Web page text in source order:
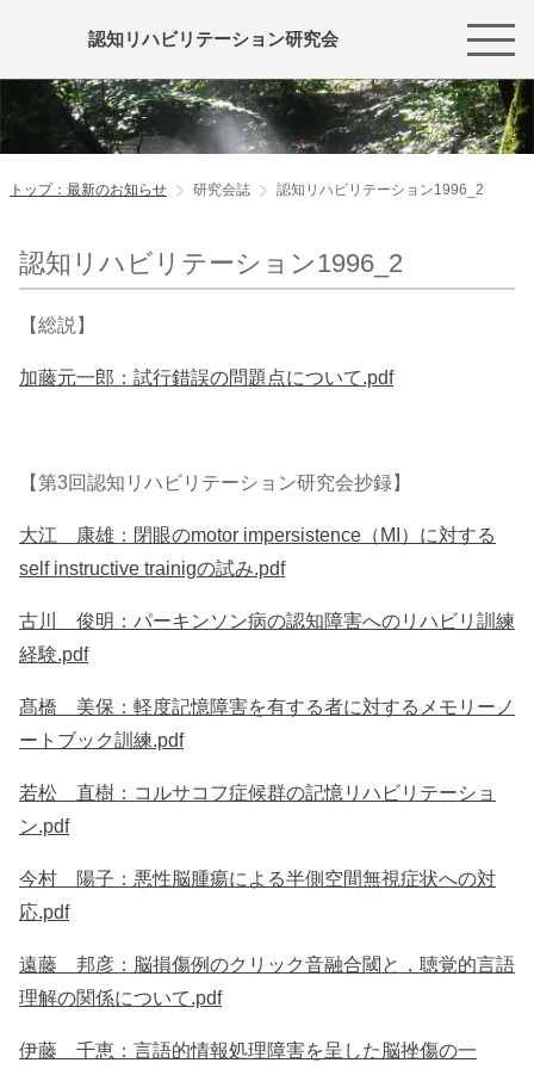
認知リハビリテーション研究会
トップ：最新のお知らせ 研究会誌 認知リハビリテーション1996_2
認知リハビリテーション1996_2
【総説】
加藤元一郎：試行錯誤の問題点について.pdf
【第3回認知リハビリテーション研究会抄録】
大江 康雄：閉眼のmotor impersistence（MI）に対する
self instructive trainigの試み.pdf
古川 俊明：パーキンソン病の認知障害へのリハビリ訓練
経験.pdf
髙橋 美保：軽度記憶障害を有する者に対するメモリーノ
ートブック訓練.pdf
若松 直樹：コルサコフ症候群の記憶リハビリテーショ
ン.pdf
今村 陽子：悪性脳腫瘍による半側空間無視症状への対
応.pdf
遠藤 邦彦：脳損傷例のクリック音融合閾と，聴覚的言語
理解の関係について.pdf
伊藤 千恵：言語的情報処理障害を呈した脳挫傷の一